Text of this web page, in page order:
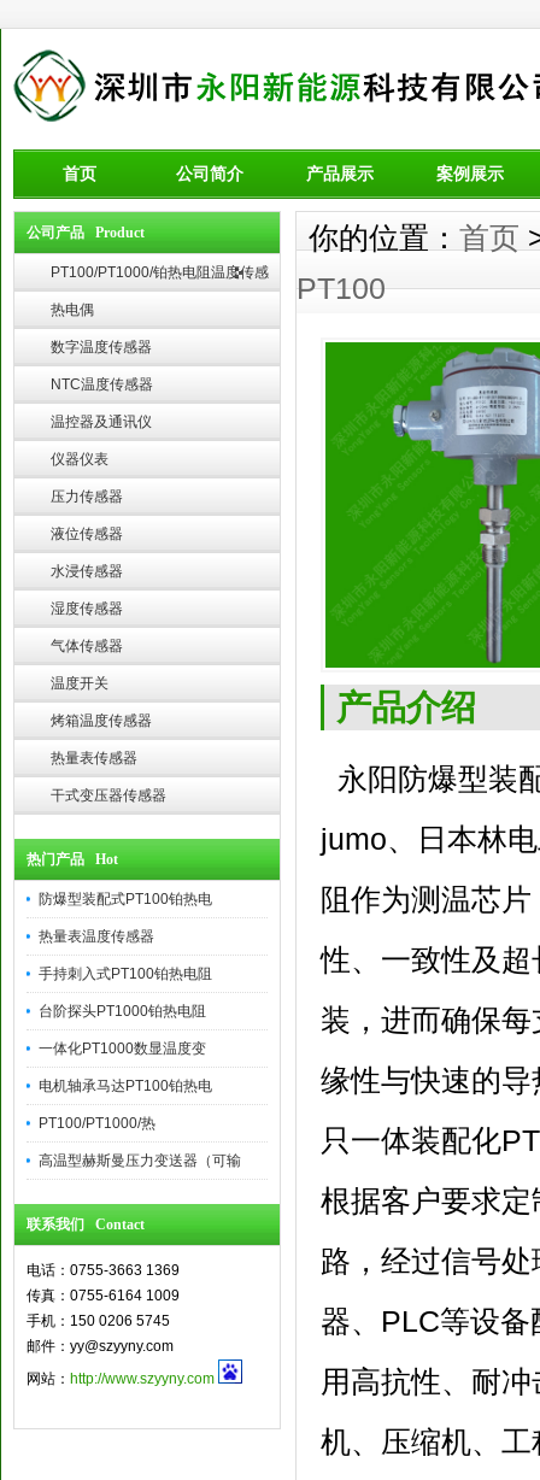
首页 公司简介 产品展示 案例展示
公司产品 Product
PT100/PT1000/铂热电阻温度传感
器
热电偶
数字温度传感器
NTC温度传感器
温控器及通讯仪
仪器仪表
压力传感器
液位传感器
水浸传感器
湿度传感器
气体传感器
温度开关
烤箱温度传感器
热量表传感器
干式变压器传感器
热门产品 Hot
防爆型装配式PT100铂热电
热量表温度传感器
手持刺入式PT100铂热电阻
台阶探头PT1000铂热电阻
一体化PT1000数显温度变
电机轴承马达PT100铂热电
PT100/PT1000/热
高温型赫斯曼压力变送器（可输
联系我们 Contact
电话：0755-3663 1369
传真：0755-6164 1009
手机：150 0206 5745
邮件：yy@szyyny.com
网站： http://www.szyyny.com
你的位置： 首页
PT100
产品介绍
永阳防爆型装
jumo、日本林
阻作为测温芯
性、一致性及
装，进而确保
缘性与快速的
只一体装配化
根据客户要求
路，经过信号
器、PLC等设
用高抗性、耐
机、压缩机、